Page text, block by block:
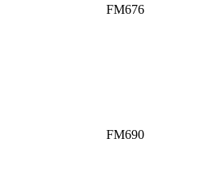
FM676
FM690